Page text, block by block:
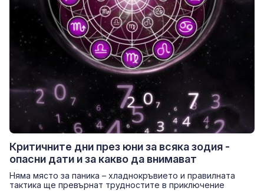
Критичните дни през юни за всяка зодия -
опасни дати и за какво да внимават
Няма място за паника – хладнокръвието и правилната
тактика ще превърнат трудностите в приключение